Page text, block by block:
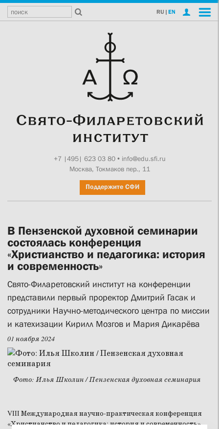
RU | EN
+7 |495| 623 03 80• info@edu.sfi.ru
Москва, Токмаков пер., 11
Поддержите СФИ
В Пензенской духовной семинарии
состоялась конференция
«Христианство и педагогика: история
и современность»
Свято-Филаретовский институт на конференции
представили первый проректор Дмитрий Гасак и
сотрудники Научно-методического центра по миссии
и катехизации Кирилл Мозгов и Мария Дикарёва
01 ноября 2024
Фото: Илья Школин / Пензенская духовная семинария
VIII Международная научно-практическая конференция
«Христианство и педагогика: история и современность»